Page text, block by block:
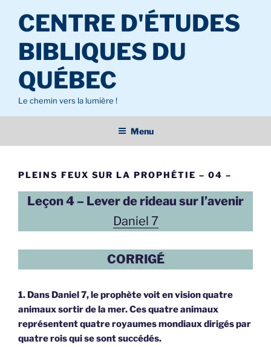
contenu
principal
CENTRE D'ÉTUDES
BIBLIQUES DU
QUÉBEC
Le chemin vers la lumière !
Menu
PLEINS FEUX SUR LA PROPHÉTIE – 04 –
Leçon 4 – Lever de rideau sur l’avenir
Daniel 7
CORRIGÉ
1. Dans Daniel 7, le prophète voit en vision quatre
animaux sortir de la mer. Ces quatre animaux
représentent quatre royaumes mondiaux dirigés par
quatre rois qui se sont succédés.